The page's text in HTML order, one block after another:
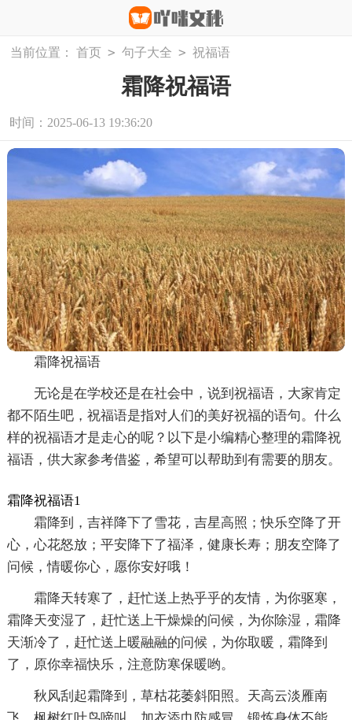
当前位置： 首页 > 句子大全 > 祝福语
霜降祝福语
时间：2025-06-13 19:36:20
霜降祝福语
无论是在学校还是在社会中，说到祝福语，大家肯定
都不陌生吧，祝福语是指对人们的美好祝福的语句。什么
样的祝福语才是走心的呢？以下是小编精心整理的霜降祝
福语，供大家参考借鉴，希望可以帮助到有需要的朋友。
霜降祝福语1
霜降到，吉祥降下了雪花，吉星高照；快乐空降了开
心，心花怒放；平安降下了福泽，健康长寿；朋友空降了
问候，情暖你心，愿你安好哦！
霜降天转寒了，赶忙送上热乎乎的友情，为你驱寒，
霜降天变湿了，赶忙送上干燥燥的问候，为你除湿，霜降
天渐冷了，赶忙送上暖融融的问候，为你取暖，霜降到
了，原你幸福快乐，注意防寒保暖哟。
秋风刮起霜降到，草枯花萎斜阳照。天高云淡雁南